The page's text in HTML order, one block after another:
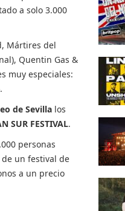
a solo 3.000
Mártires del
Quentin Gas &
muy especiales:
de Sevilla los
SUR FESTIVAL.
personas
un festival de
a un precio